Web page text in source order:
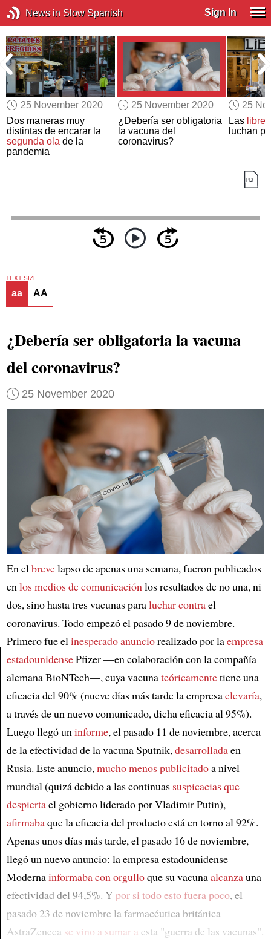
News in Slow Spanish Sign In
25 November 2020
Dos maneras muy
distintas de encarar la
segunda ola de la
pandemia
25 November 2020
¿Debería ser obligatoria
la vacuna del
coronavirus?
25
Las
luchan
Article
TEXT SIZE
aa AA
¿Debería ser obligatoria la vacuna
del coronavirus?
25 November 2020
En elbrevelapso de apenas una semana, fueron publicados
enlos medios de comunicaciónlos resultados de no una, ni
dos, sino hasta tres vacunas paraluchar contrael
coronavirus. Todo empezó el pasado 9 de noviembre.
Primero fue elinesperado anunciorealizado por laempresa
estadounidensePfizer —en colaboración con la compañía
alemana BioNTech—, cuya vacunateóricamentetiene una
eficacia del 90% (nueve días más tarde la empresaelevaría,
a través de un nuevo comunicado, dicha eficacia al 95%).
Luego llegó uninforme, el pasado 11 de noviembre, acerca
de la efectividad de la vacuna Sputnik,desarrolladaen
Rusia. Este anuncio,mucho menos publicitadoa nivel
mundial (quizá debido a las continuas suspicaciasque
despiertael gobierno liderado por Vladimir Putin),
afirmabaque la eficacia del producto está en torno al 92%.
Apenas unos días más tarde, el pasado 16 de noviembre,
llegó un nuevo anuncio: la empresa estadounidense
Modernainformaba con orgulloque su vacunaalcanzauna
efectividad del 94,5%. Ypor si todo esto fuera poco, el
pasado 23 de noviembre la farmacéutica británica
AstraZeneca se vino a sumar a esta "guerra de las vacunas".